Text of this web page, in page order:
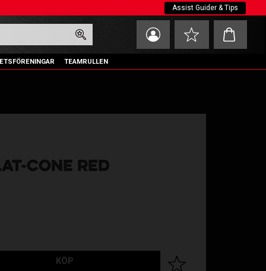
Assist Guider & Tips
Favoriter
Kundvagn
TEAMRULLEN
CONE RED
KÖP Lägg till i favoriter